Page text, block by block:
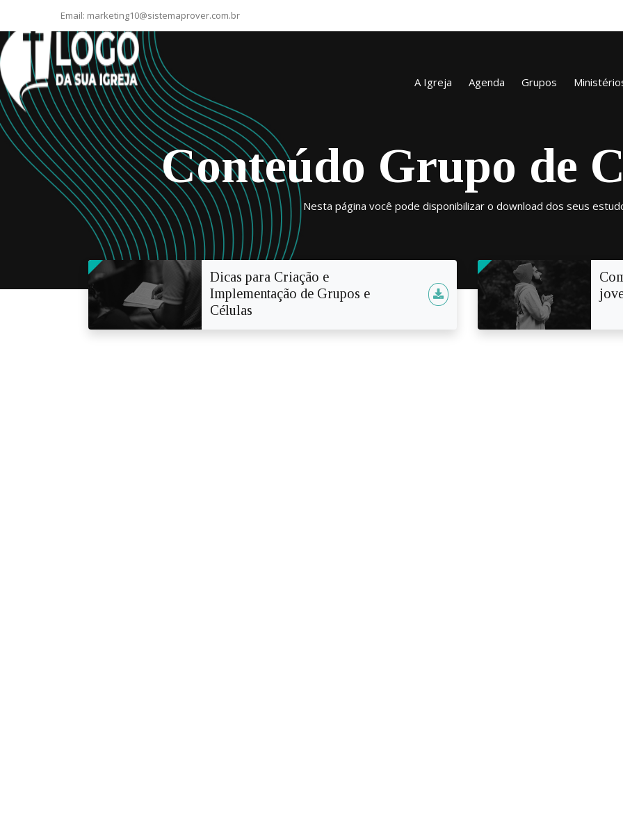
Email: marketing10@sistemaprover.com.br
A Igreja Agenda Grupos
Conteúdo Grupo de
Nesta página você pode disponibilizar o download dos seus
Dicas para Criação e
Implementação de Grupos e
Células